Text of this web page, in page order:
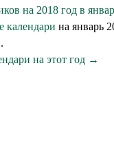
на 2018 год в
календари на январь
.
на этот год →